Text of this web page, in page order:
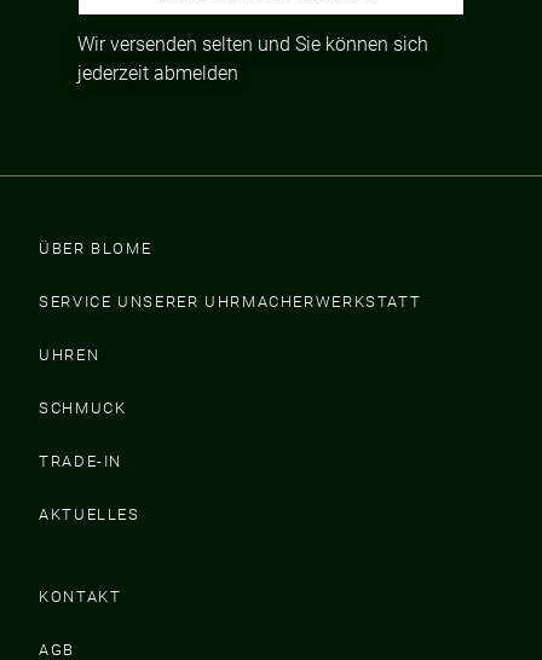
Wir versenden selten und Sie können sich
jederzeit abmelden
ÜBER BLOME
SERVICE UNSERER UHRMACHERWERKSTATT
UHREN
SCHMUCK
TRADE-IN
AKTUELLES
KONTAKT
AGB